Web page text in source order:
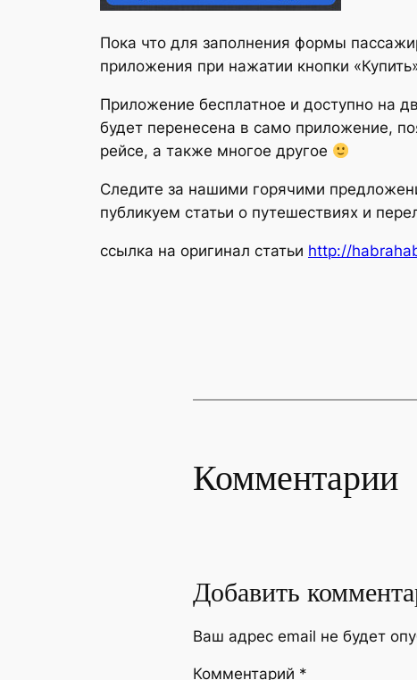
Пока что для заполнения формы
приложения при нажатии кнопки
Приложение бесплатное и доступно на
будет перенесена в само приложение,
рейсе, а также многое другое
Следите за нашими горячими
публикуем статьи о путешествиях и
ссылка на оригинал статьи http://
Комментарии
Добавить
Ваш адрес email не будет
Комментарий *